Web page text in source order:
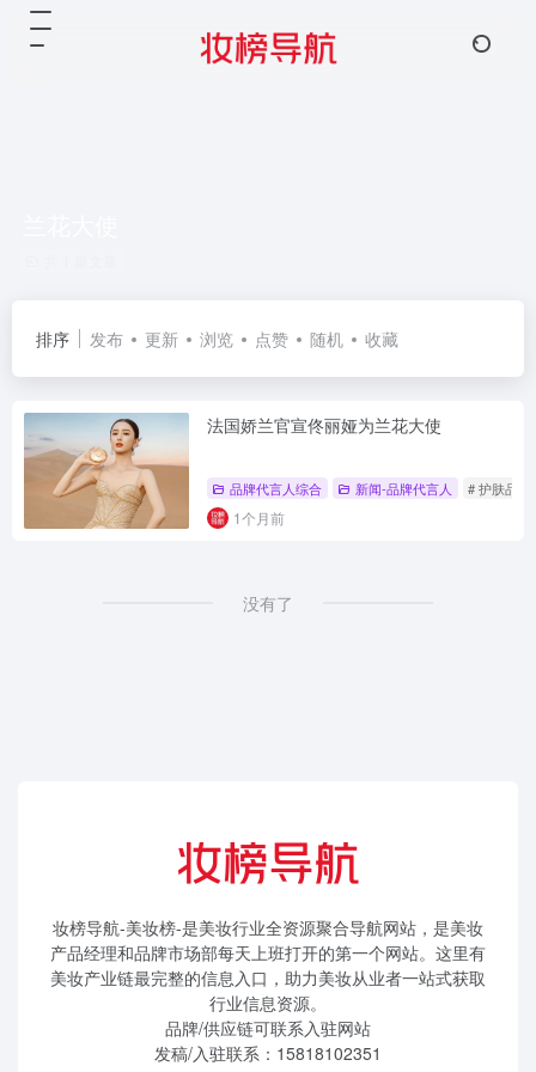
排序 发布 更新 浏览 点赞 随机 收藏
法国娇兰官宣佟丽娅为兰花大使
品牌代言人综合 新闻-品牌代言人 # 护肤品牌
1个月前
没有了
妆榜导航-美妆榜-是美妆行业全资源聚合导航网站，是美妆
产品经理和品牌市场部每天上班打开的第一个网站。这里有
美妆产业链最完整的信息入口，助力美妆从业者一站式获取
行业信息资源。
品牌/供应链可联系入驻网站
发稿/入驻联系：15818102351